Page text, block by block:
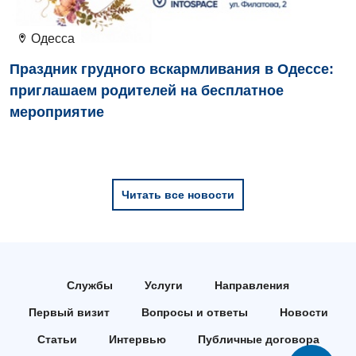
Офтальмологическое отделение
Педиатрическое отделение
Проктология
Пульмонология
Сосудистая хирургия
Терапевтическое отделение
Урология
Одесса
Праздник грудного вскармливания в Одессе:
приглашаем родителей на бесплатное
мероприятие
Читать все новости
Службы Услуги Направления
Первый визит Вопросы и ответы Новости
Статьи Интервью Публичные договора